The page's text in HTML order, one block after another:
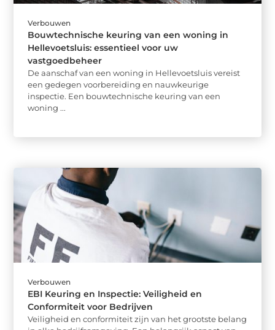
Verbouwen
Bouwtechnische keuring van een woning in
Hellevoetsluis: essentieel voor uw
vastgoedbeheer
De aanschaf van een woning in Hellevoetsluis vereist
een gedegen voorbereiding en nauwkeurige
inspectie. Een bouwtechnische keuring van een
woning ...
Verbouwen
EBI Keuring en Inspectie: Veiligheid en
Conformiteit voor Bedrijven
Veiligheid en conformiteit zijn van het grootste belang